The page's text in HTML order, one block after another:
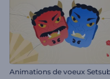
Animations de voeux